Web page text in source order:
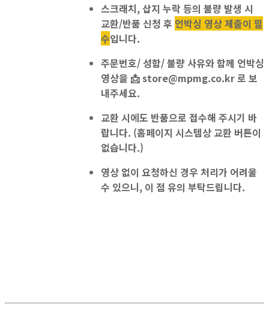
스크래치, 삽지 누락 등의 불량 발생 시
교환/반품 신청 후 언박싱 영상 제출이 필
수입니다.
주문번호/ 성함/ 불량 사유와 함께 언박싱
영상을 📩store@mpmg.co.kr로 보
내주세요.
교환 시에도 반품으로 접수해 주시기 바
랍니다. (홈페이지 시스템상 교환 버튼이
없습니다.)
영상 없이 요청하신 경우 처리가 어려울
수 있으니, 이 점 유의 부탁드립니다.